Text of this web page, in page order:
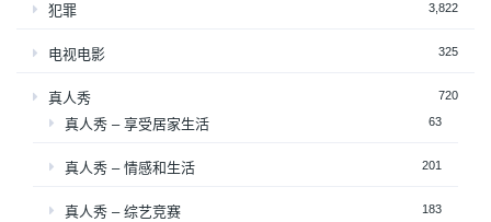
犯罪 3,822
电视电影 325
真人秀 720
真人秀 – 享受居家生活 63
真人秀 – 情感和生活 201
真人秀 – 综艺竞赛 183